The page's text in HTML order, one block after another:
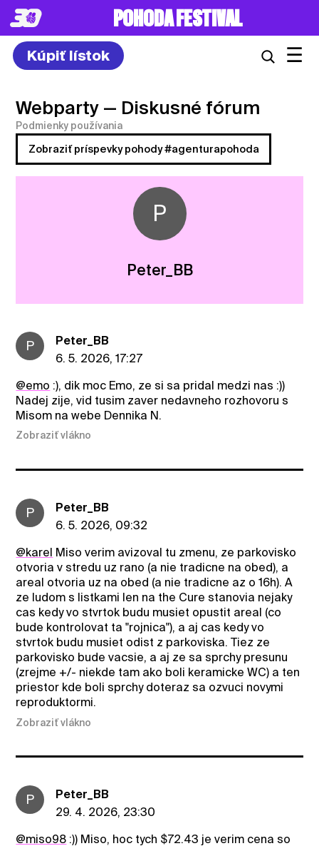
POHODA FESTIVAL
Kúpiť lístok ☰
Webparty — Diskusné fórum
Podmienky používania
Zobraziť príspevky pohody #agenturapohoda
P
Peter_BB
P
Peter_BB
6. 5. 2026, 17:27
@emo :), dik moc Emo, ze si sa pridal medzi nas :))
Nadej zije, vid tusim zaver nedavneho rozhovoru s
Misom na webe Dennika N.
Zobraziť vlákno
P
Peter_BB
6. 5. 2026, 09:32
@karel Miso verim avizoval tu zmenu, ze parkovisko
otvoria v stredu uz rano (a nie tradicne na obed), a
areal otvoria uz na obed (a nie tradicne az o 16h). A
ze ludom s listkami len na the Cure stanovia nejaky
cas kedy vo stvrtok budu musiet opustit areal (co
bude kontrolovat ta "rojnica"), a aj cas kedy vo
stvrtok budu musiet odist z parkoviska. Tiez ze
parkovisko bude vacsie, a aj ze sa sprchy presunu
(zrejme +/- niekde tam ako boli keramicke WC) a ten
priestor kde boli sprchy doteraz sa ozvuci novymi
reproduktormi.
Zobraziť vlákno
P
Peter_BB
29. 4. 2026, 23:30
@miso98 :)) Miso, hoc tych $72.43 je verim cena so